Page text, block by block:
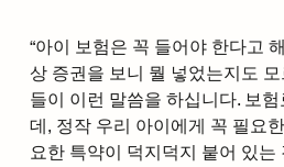
“아이 보험은 꼭 들어야 한다고
상 증권을 보니 뭘 넣었는지도 모
들이 이런 말씀을 하십니다. 보
데, 정작 우리 아이에게 꼭 필요
요한 특약이 덕지덕지 붙어 있는